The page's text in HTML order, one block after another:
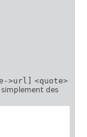
>url]
<quote>
des